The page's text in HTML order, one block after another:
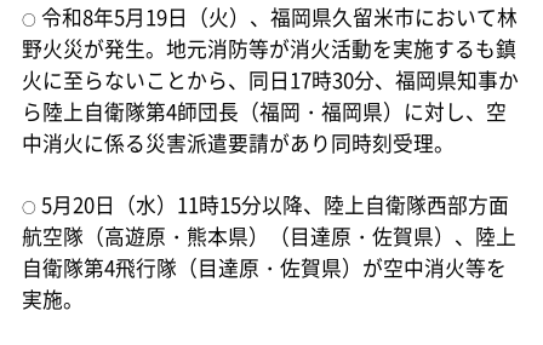
○令和8年5月19日（火）、福岡県久留米市において林
野火災が発生。地元消防等が消火活動を実施するも鎮
火に至らないことから、同日17時30分、福岡県知事か
ら陸上自衛隊第4師団長（福岡・福岡県）に対し、空
中消火に係る災害派遣要請があり同時刻受理。
○5月20日（水）11時15分以降、陸上自衛隊西部方面
航空隊（高遊原・熊本県）（目達原・佐賀県）、陸上
自衛隊第4飛行隊（目達原・佐賀県）が空中消火等を
実施。